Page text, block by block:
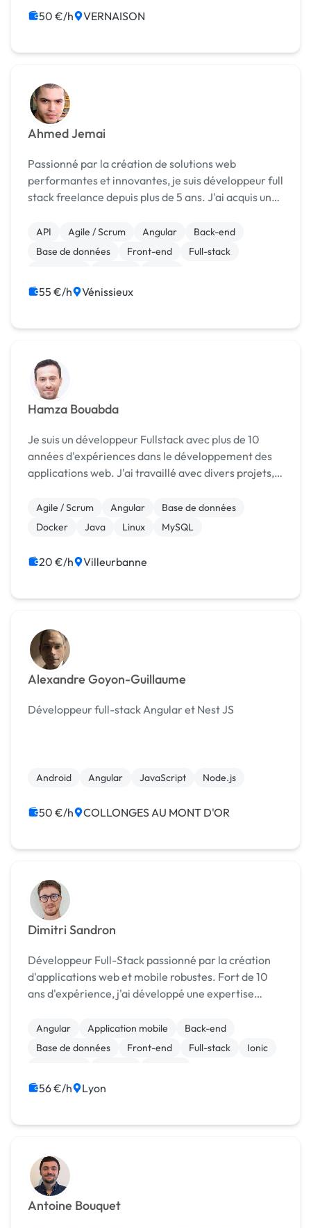
50 €/h VERNAISON
Ahmed Jemai
Passionné par la création de solutions web
performantes et innovantes, je suis développeur full
stack freelance depuis plus de 5 ans. J'ai acquis une
d'applications web avec des technologies telles que
Angul...
API Agile / Scrum Angular
Back-end
Base de données
Front-end
Full-stack
55 €/h Vénissieux
Hamza Bouabda
Je suis un développeur Fullstack avec plus de 10
années d'expériences dans le développement des
applications web. J'ai travaillé avec divers projets,
matière de développement de logiciels, de la...
Agile / Scrum Angular
Base de données
Docker
Java Linux MySQL
20 €/h Villeurbanne
Alexandre Goyon-Guillaume
Développeur full-stack Angular et Nest JS
Android Angular JavaScript Node.js
50 €/h COLLONGES AU MONT D'OR
Dimitri Sandron
Développeur Full-Stack passionné par la création
d'applications web et mobile robustes. Fort de 10
ans d'expérience, j'ai développé une expertise
Angular Application mobile
Back-end
Base de données
Front-end Full-stack
Ionic
56 €/h Lyon
Antoine Bouquet